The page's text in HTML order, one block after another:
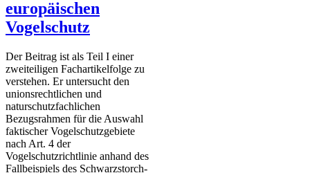
europäischen
Vogelschutz
Der Beitrag ist als Teil I einer
zweiteiligen Fachartikelfolge zu
verstehen. Er untersucht den
unionsrechtlichen und
naturschutzfachlichen
Bezugsrahmen für die Auswahl
faktischer Vogelschutzgebiete
nach Art. 4 der
Vogelschutzrichtlinie anhand des
Fallbeispiels des Schwarzstorch-